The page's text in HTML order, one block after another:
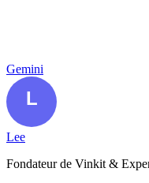
Gemini
Lee
Fondateur de Vinkit &